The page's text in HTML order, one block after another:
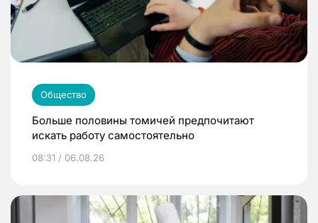
Общество
Больше половины томичей предпочитают
искать работу самостоятельно
08:31 / 06.08.26